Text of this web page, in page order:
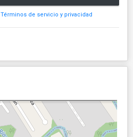
Términos de servicio y privacidad